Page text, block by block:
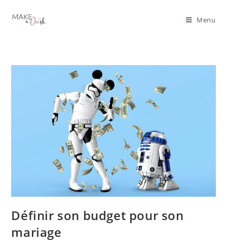
Menu
Définir son budget pour son
mariage